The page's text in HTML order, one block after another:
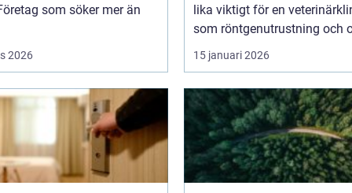
som söker mer än
2026
lika viktigt för en
som röntgenutrustning och
15 januari 2026